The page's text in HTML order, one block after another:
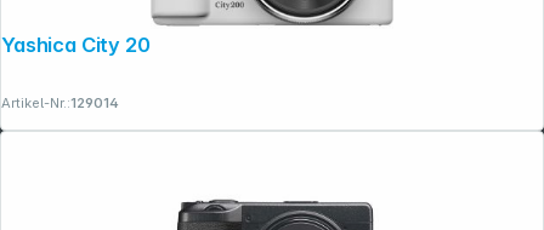
Artikel-Nr.:129014